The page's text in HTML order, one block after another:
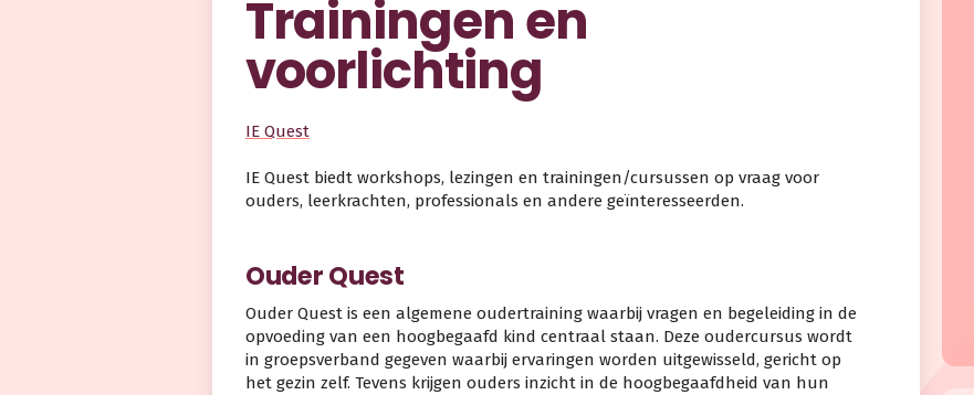
Trainingen en
voorlichting
IE Quest
IE Quest biedt workshops, lezingen en trainingen/cursussen op vraag voor
ouders, leerkrachten, professionals en andere geïnteresseerden.
Ouder Quest
Ouder Quest is een algemene oudertraining waarbij vragen en begeleiding in de
opvoeding van een hoogbegaafd kind centraal staan. Deze oudercursus wordt
in groepsverband gegeven waarbij ervaringen worden uitgewisseld, gericht op
het gezin zelf. Tevens krijgen ouders inzicht in de hoogbegaafdheid van hun